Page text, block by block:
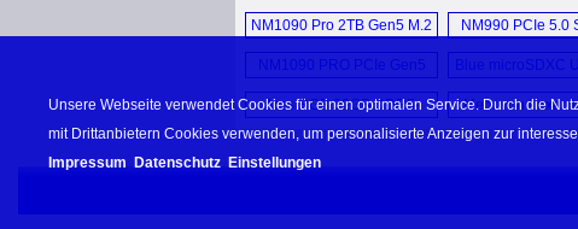
NM1090 Pro 2TB Gen5 M.2
SSD (E)
NM990 PCIe 5.0
NM1090 PRO PCIe Gen5
2TB SSD (E)
Blue microSDXC
Ares RGB 32GB DDR5-
6400 (E)
Mehr von Lexar
Unsere Webseite verwendet Cookies für einen optimalen Service. Durch die
mit Drittanbietern Cookies verwenden, um personalisierte Anzeigen zur
Impressum Datenschutz Einstellungen